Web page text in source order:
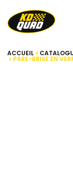
ACCUEIL
PARE-BRISE EN